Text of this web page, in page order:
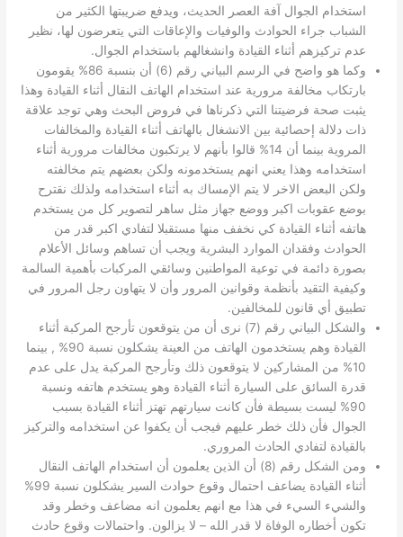
استخدام الجوال آفة العصر الحديث، ويدفع ضريبتها الكثير من
الشباب جراء الحوادث والوفيات والإعاقات التي يتعرضون لها، نظير
عدم تركيزهم أثناء القيادة وانشغالهم باستخدام الجوال.
وكما هو واضح في الرسم البياني رقم (6) أن بنسبة 86% يقومون
بارتكاب مخالفة مرورية عند استخدام الهاتف النقال أثناء القيادة وهذا
يثبت صحة فرضيتنا التي ذكرناها في فروض البحث وهي توجد علاقة
ذات دلالة إحصائية بين الانشغال بالهاتف أثناء القيادة والمخالفات
المروية بينما أن 14% قالوا بأنهم لا يرتكبون مخالفات مرورية أثناء
استخدامه وهذا يعني انهم يستخدمونه ولكن بعضهم يتم مخالفته
ولكن البعض الاخر لا يتم الإمساك به أثناء استخدامه ولذلك نقترح
بوضع عقوبات اكبر ووضع جهاز مثل ساهر لتصوير كل من يستخدم
هاتفه أثناء القيادة كي نخفف منها مستقبلا لتفادي اكبر قدر من
الحوادث وفقدان الموارد البشرية ويجب أن تساهم وسائل الأعلام
بصورة دائمة في توعية المواطنين وسائقي المركبات بأهمية السالمة
وكيفية التقيد بأنظمة وقوانين المرور وأن لا يتهاون رجل المرور في
تطبيق أي قانون للمخالفين.
والشكل البياني رقم (7) نرى أن من يتوقعون تأرجح المركبة أثناء
القيادة وهم يستخدمون الهاتف من العينة يشكلون نسبة 90% , بينما
10% من المشاركين لا يتوقعون ذلك وتأرجح المركبة يدل على عدم
قدرة السائق على السيارة أثناء القيادة وهو يستخدم هاتفه ونسبة
90% ليست بسيطة فأن كانت سيارتهم تهتز أثناء القيادة بسبب
الجوال فأن ذلك خطر عليهم فيجب أن يكفوا عن استخدامه والتركيز
بالقيادة لتفادي الحادث المروري.
ومن الشكل رقم (8) أن الذين يعلمون أن استخدام الهاتف النقال
أثناء القيادة يضاعف احتمال وقوع حوادث السير يشكلون نسبة 99%
والشيء السيء في هذا مع انهم يعلمون انه مضاعف وخطر وقد
تكون أخطاره الوفاة لا قدر الله – لا يزالون. واحتمالات وقوع حادث